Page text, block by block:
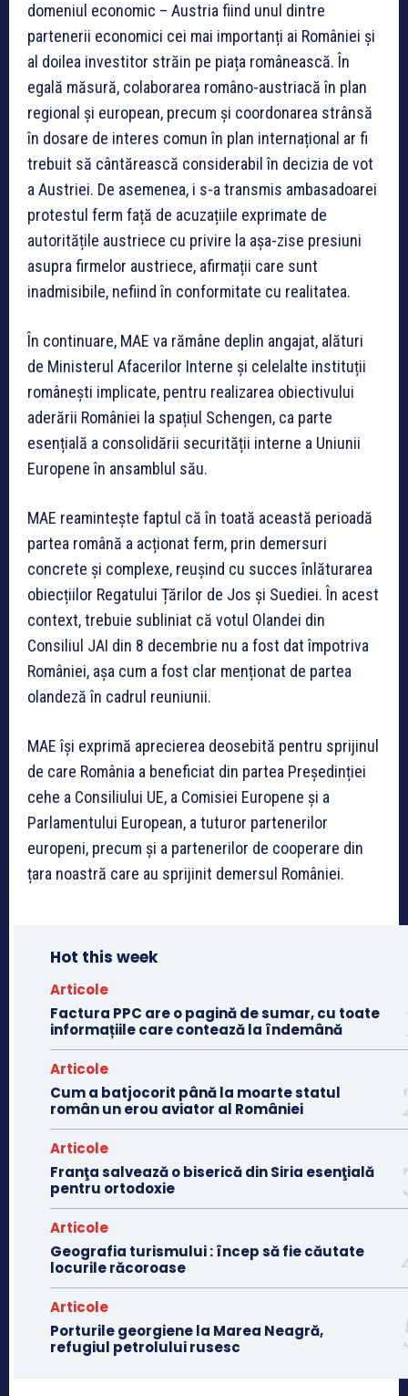
domeniul economic – Austria fiind unul dintre
partenerii economici cei mai importanți ai României și
al doilea investitor străin pe piața românească. În
egală măsură, colaborarea româno-austriacă în plan
regional și european, precum și coordonarea strânsă
în dosare de interes comun în plan internațional ar fi
trebuit să cântărească considerabil în decizia de vot
a Austriei. De asemenea, i s-a transmis ambasadoarei
protestul ferm față de acuzațiile exprimate de
autoritățile austriece cu privire la așa-zise presiuni
asupra firmelor austriece, afirmații care sunt
inadmisibile, nefiind în conformitate cu realitatea.
În continuare, MAE va rămâne deplin angajat, alături
de Ministerul Afacerilor Interne și celelalte instituții
românești implicate, pentru realizarea obiectivului
aderării României la spațiul Schengen, ca parte
esențială a consolidării securității interne a Uniunii
Europene în ansamblul său.
MAE reamintește faptul că în toată această perioadă
partea română a acționat ferm, prin demersuri
concrete și complexe, reușind cu succes înlăturarea
obiecțiilor Regatului Țărilor de Jos și Suediei. În acest
context, trebuie subliniat că votul Olandei din
Consiliul JAI din 8 decembrie nu a fost dat împotriva
României, așa cum a fost clar menționat de partea
olandeză în cadrul reuniunii.
MAE își exprimă aprecierea deosebită pentru sprijinul
de care România a beneficiat din partea Președinției
cehe a Consiliului UE, a Comisiei Europene și a
Parlamentului European, a tuturor partenerilor
europeni, precum și a partenerilor de cooperare din
țara noastră care au sprijinit demersul României.
Hot this week
Articole
Factura PPC are o pagină de sumar, cu toate
informațiile care contează la îndemână
Articole
Cum a batjocorit până la moarte statul
român un erou aviator al României
Articole
Franţa salvează o biserică din Siria esenţială
pentru ortodoxie
Articole
Geografia turismului : încep să fie căutate
locurile răcoroase
Articole
Porturile georgiene la Marea Neagră,
refugiul petrolului rusesc